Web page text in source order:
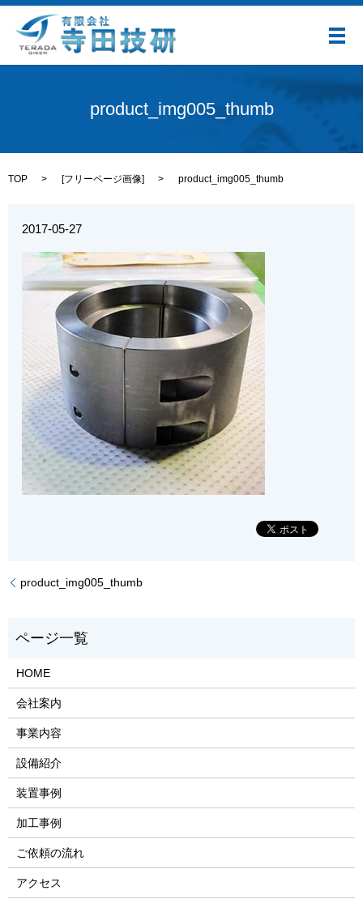
メ
product_img005_thumb
TOP [フリーページ画像] product_img005_thumb
2017-05-27
product_img005_thumb
HOME
会社案内
事業内容
設備紹介
装置事例
加工事例
ご依頼の流れ
アクセス